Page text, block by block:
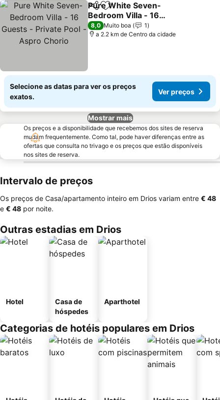
PartilharAdicionar aos favoritos
Pure White Seven-
Bedroom Villa - 16
Guests - Private Pool -
Aspro Chorio
8,0 Muito boa
1
a 2.2 km de Centro da cidade
Selecione as datas para ver os preços
exatos.
Ver preços
Mostrar mais
Os preços e a disponibilidade que recebemos dos sites de reserva
mudam frequentemente. Como tal, pode haver diferenças entre as
ofertas que consulta no trivago e os preços que estão disponíveis
nos sites de reserva.
Intervalo de preços
Os preços de Casa/apartamento inteiro em Drios variam entre ‎€ 48
e ‎€ 48 por noite.
Outras estadias em Drios
Hotel
Casa de
hóspedes
Aparthotel
Categorias de hotéis populares em Drios